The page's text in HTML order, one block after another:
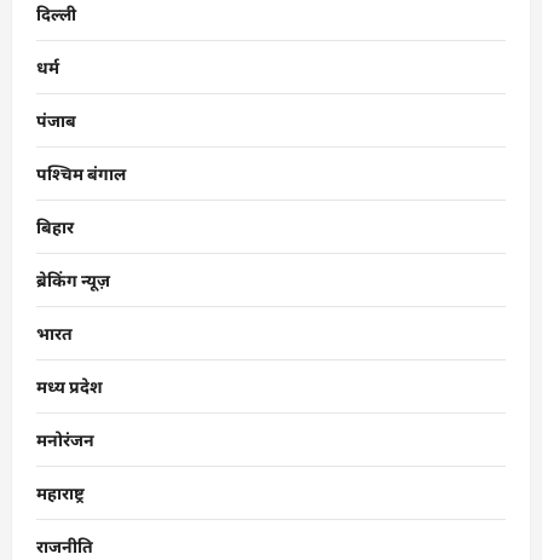
दिल्ली
धर्म
पंजाब
पश्चिम बंगाल
बिहार
ब्रेकिंग न्यूज़
भारत
मध्य प्रदेश
मनोरंजन
महाराष्ट्र
राजनीति